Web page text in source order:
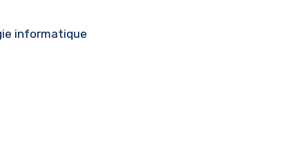
informatique